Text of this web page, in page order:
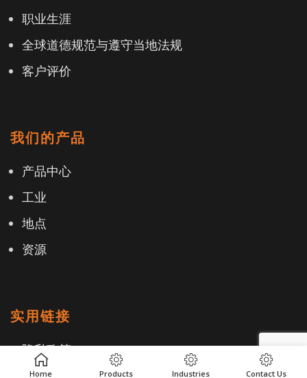
职业生涯
全球道德规范与遵守当地法规
客户评价
我们的产品
产品中心
工业
地点
资源
实用链接
隐私政策
Home Products Industries Contact Us